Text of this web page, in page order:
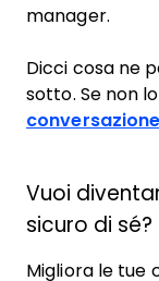
manager.
Dicci cosa ne
sotto. Se non
Vuoi
sicuro di sé?
Migliora le tue